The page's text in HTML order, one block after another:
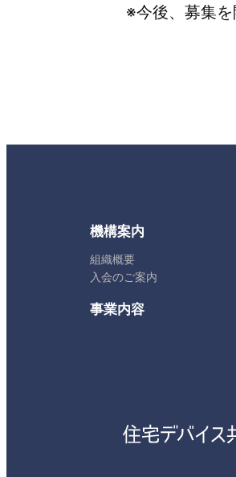
※今後、募集を
機構案内
組織概要
入会のご案内
事業内容